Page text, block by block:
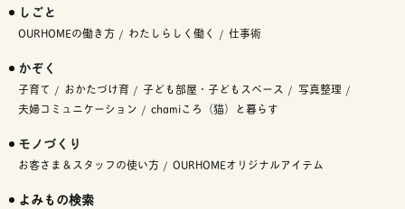
しごと
OURHOMEの働き方 わたしらしく働く 仕事術
かぞく
子育て おかたづけ育 子ども部屋・子どもスペース
写真整理
夫婦コミュニケーション
chamiころ（猫）と暮らす
モノづくり
お客さま＆スタッフの使い方 OURHOMEオリジナルアイテム
よみもの検索